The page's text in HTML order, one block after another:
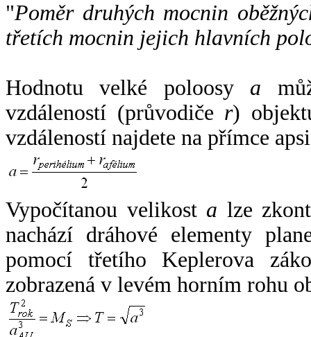
"Poměr druhých mocnin
třetích mocnin jejich hlavních
Hodnotu velké poloosy a
vzdáleností (průvodiče r)
vzdáleností najdete na přímce
Vypočítanou velikost a lze
nachází dráhové elementy
pomocí třetího Keplerova
zobrazená v levém horním rohu